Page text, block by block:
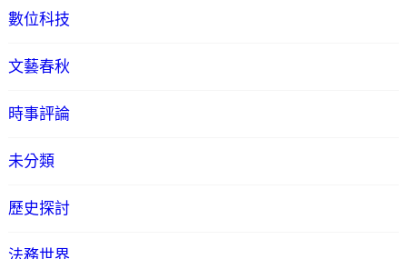
數位科技
文藝春秋
時事評論
未分類
歷史探討